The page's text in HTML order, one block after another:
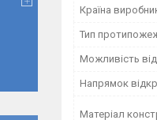
Країна
Тип
Можливість
Напрямок
Матеріал